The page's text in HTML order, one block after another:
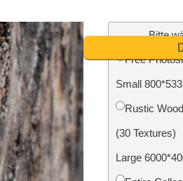
Foto-Restaurierung
Video-Overlays
Bitte
Free
Small
Rustic Wood
(30 Textures)
Large